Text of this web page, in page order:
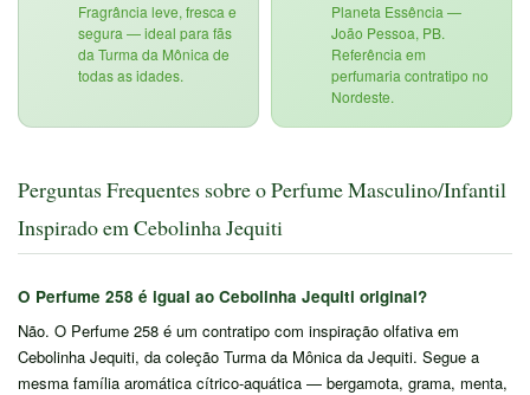
Fragrância leve, fresca e
segura — ideal para fãs
da Turma da Mônica de
todas as idades.
Planeta Essência —
João Pessoa, PB.
Referência em
perfumaria contratipo no
Nordeste.
Perguntas Frequentes sobre o Perfume Masculino/Infantil
Inspirado em Cebolinha Jequiti
O Perfume 258 é igual ao Cebolinha Jequiti original?
Não. O Perfume 258 é um contratipo com inspiração olfativa em
Cebolinha Jequiti, da coleção Turma da Mônica da Jequiti. Segue a
mesma família aromática cítrico-aquática — bergamota, grama, menta,